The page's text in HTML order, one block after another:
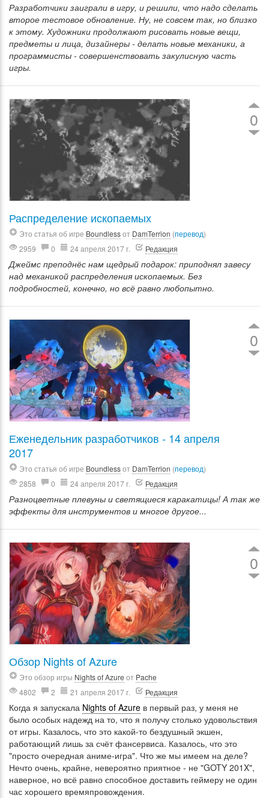
Разработчики заиграли в игру, и решили, что надо сделать
второе тестовое обновление. Ну, не совсем так, но близко
к этому. Художники продолжают рисовать новые вещи,
предметы и лица, дизайнеры - делать новые механики, а
программисты - совершенствовать закулисную часть
игры.
0
Распределение ископаемых
Это статья об игре Boundlessот DamTerrion (перевод)
2959
0 24 апреля 2017 г. Редакция
Джеймс преподнёс нам щедрый подарок: приподнял завесу
над механикой распределения ископаемых. Без
подробностей, конечно, но всё равно любопытно.
0
Еженедельник разработчиков - 14 апреля
2017
Это статья об игре Boundlessот DamTerrion (перевод)
2858
0 24 апреля 2017 г. Редакция
Разноцветные плевуны и светящиеся каракатицы! А так же
эффекты для инструментов и многое другое...
0
Обзор Nights of Azure
Это обзор игры Nights of Azure от Pache
4802
2 21 апреля 2017 г. Редакция
Когда я запускала Nights of Azure в первый раз, у меня не
было особых надежд на то, что я получу столько удовольствия
от игры. Казалось, что это какой-то бездушный экшен,
работающий лишь за счёт фансервиса. Казалось, что это
"просто очередная аниме-игра". Что же мы имеем на деле?
Нечто очень, крайне, невероятно приятное - не "GOTY 201X",
наверное, но всё равно способное доставить геймеру не один
час хорошего времяпровождения.